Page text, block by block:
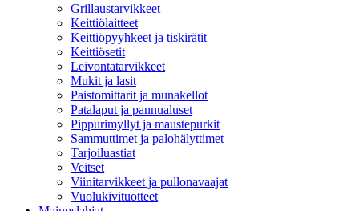
Grillaustarvikkeet
Keittiölaitteet
Keittiöpyyhkeet ja tiskirätit
Keittiösetit
Leivontatarvikkeet
Mukit ja lasit
Paistomittarit ja munakellot
Patalaput ja pannualuset
Pippurimyllyt ja maustepurkit
Sammuttimet ja palohälyttimet
Tarjoiluastiat
Veitset
Viinitarvikkeet ja pullonavaajat
Vuolukivituotteet